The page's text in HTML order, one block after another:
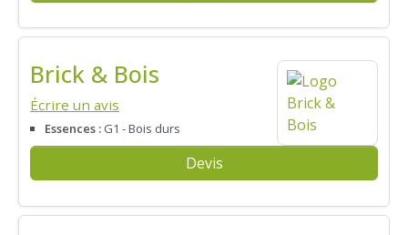
Brick & Bois
Écrire un avis
Essences : G1 - Bois durs
Devis